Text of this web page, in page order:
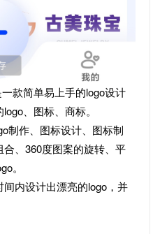
款简单易上手的logo设计
、图标、商标。
制作、图标设计、图标制
、360度图案的旋转、平
。
内设计出漂亮的logo，并